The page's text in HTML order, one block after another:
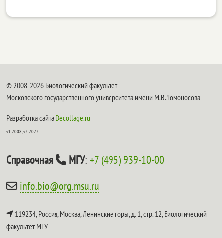
© 2008-2026 Биологический факультет
Московского государственного университета имени М.В.Ломоносова
Разработка сайта Decollage.ru
v1.2008, v2.2022
Справочная МГУ:+7 (495) 939-10-00
info.bio@org.msu.ru
119234, Россия, Москва, Ленинские горы, д. 1, стр. 12,Биологический
факультет МГУ